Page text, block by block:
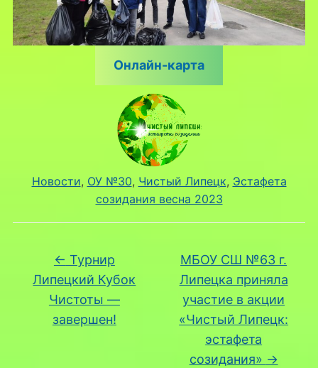
Онлайн-карта
Новости, ОУ №30, Чистый Липецк, Эстафета
созидания весна 2023
← Турнир
Липецкий Кубок
Чистоты —
завершен!
МБОУ СШ №63 г.
Липецка приняла
участие в акции
«Чистый Липецк:
эстафета
созидания» →